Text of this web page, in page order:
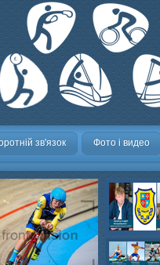
зв'язок Фото і видео